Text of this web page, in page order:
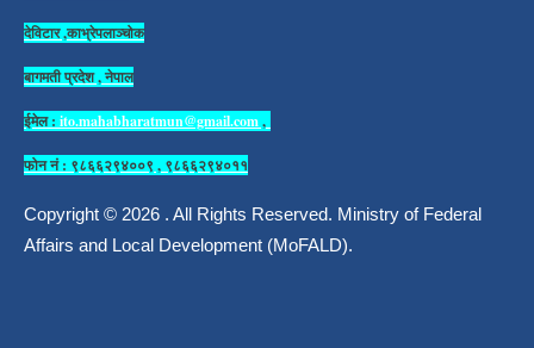
देविटार ,काभ्रेपलाञ्चोक
बागमती प्रदेश , नेपाल
ईमेल : ito.mahabharatmun@gmail.com,
फोन नं : ९८६६२९४००९ , ९८६६२९४०११
Copyright © 2026 . All Rights Reserved. Ministry of Federal
Affairs and Local Development (MoFALD).